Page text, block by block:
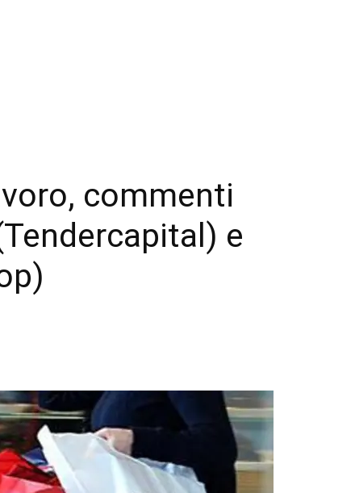
commenti
e